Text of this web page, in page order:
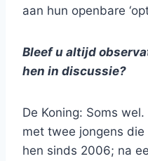
aan hun openbare
Bleef u altijd
hen in discussie?
De Koning: Soms
met twee jongens
hen sinds 2006; na